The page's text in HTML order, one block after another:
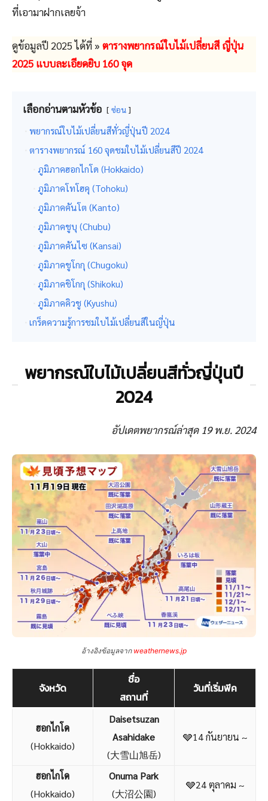
ที่เอามาฝากเลยจ้า
ดูข้อมูลปี 2025 ได้ที่ » ตารางพยากรณ์ใบไม้เปลี่ยนสี ญี่ปุ่น
2025 แบบละเอียดยิบ 160 จุด
เลือกอ่านตามหัวข้อ ซ่อน
พยากรณ์ใบไม้เปลี่ยนสีทั่วญี่ปุ่นปี 2024
ตารางพยากรณ์ 160 จุดชมใบไม้เปลี่ยนสีปี 2024
ภูมิภาคฮอกไกโด (Hokkaido)
ภูมิภาคโทโฮคุ (Tohoku)
ภูมิภาคคันโต (Kanto)
ภูมิภาคชูบุ (Chubu)
ภูมิภาคคันไซ (Kansai)
ภูมิภาคชูโกกุ (Chugoku)
ภูมิภาคชิโกกุ (Shikoku)
ภูมิภาคคิวชู (Kyushu)
เกร็ดความรู้การชมใบไม้เปลี่ยนสีในญี่ปุ่น
พยากรณ์ใบไม้เปลี่ยนสีทั่วญี่ปุ่นปี
2024
อัปเดตพยากรณ์ล่าสุด 19 พ.ย. 2024
อ้างอิงข้อมูลจาก weathernews.jp
จังหวัด
ชื่อ
สถานที่
วันที่เริ่มพีค
ฮอกไกโด
(Hokkaido)
Daisetsuzan
Asahidake
(大雪山旭岳)
🩶14 กันยายน ~
ฮอกไกโด
(Hokkaido)
Onuma Park
(大沼公園)
🩶24 ตุลาคม ~